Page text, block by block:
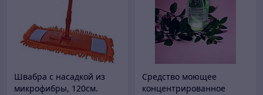
Швабра с насадкой из
микрофибры, 120см.
Средство моющее
концентрированное